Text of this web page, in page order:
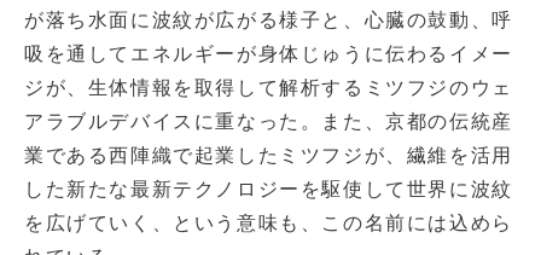
が落ち水面に波紋が広がる様子と、心臓の鼓動、呼
吸を通してエネルギーが身体じゅうに伝わるイメー
ジが、生体情報を取得して解析するミツフジのウェ
アラブルデバイスに重なった。また、京都の伝統産
業である西陣織で起業したミツフジが、繊維を活用
した新たな最新テクノロジーを駆使して世界に波紋
を広げていく、という意味も、この名前には込めら